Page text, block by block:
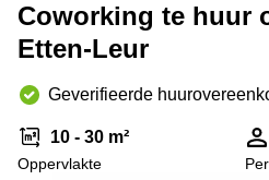
in Arnhem
Coworking
Hilversum
Coworking
space
Zwolle
Coworking te huur
Etten-Leur
Geverifieerde
10 - 30 m²
Oppervlakte